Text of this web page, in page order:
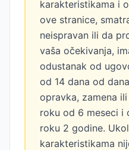
karakteristikama i
ove stranice,
neispravan ili da
vaša očekivanja,
odustanak od
od 14 dana od
opravka, zamena
roku od 6 meseci i
roku 2 godine.
karakteristikama